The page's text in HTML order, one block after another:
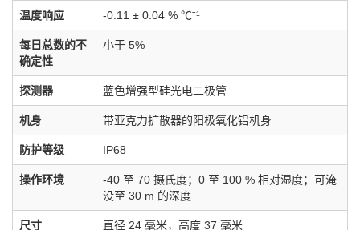
温度响应 -0.11 ± 0.04 % ℃ˉ¹
每日总数的不
确定性
小于 5%
探测器 蓝色增强型硅光电二极管
机身 带亚克力扩散器的阳极氧化铝机身
防护等级 IP68
操作环境
-40 至 70 摄氏度；0 至 100 % 相对湿度；可淹
没至 30 m 的深度
尺寸 直径 24 毫米，高度 37 毫米